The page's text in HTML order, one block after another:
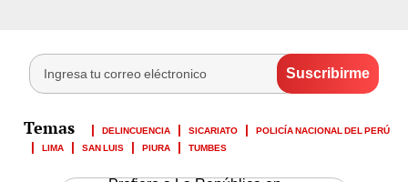
DELINCUENCIA SICARIATO
POLICÍA NACIONAL DEL PERÚ
LIMA
SAN LUIS PIURA TUMBES